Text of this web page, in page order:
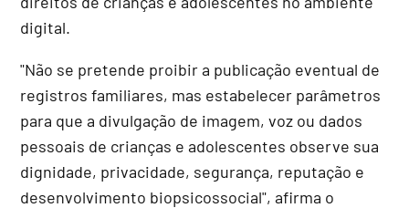
digital.
"Não se pretende proibir a publicação eventual de
registros familiares, mas estabelecer parâmetros
para que a divulgação de imagem, voz ou dados
pessoais de crianças e adolescentes observe sua
dignidade, privacidade, segurança, reputação e
desenvolvimento biopsicossocial", afirma o